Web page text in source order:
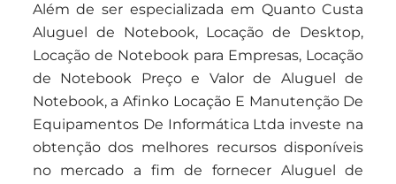
Além de ser especializada em Quanto Custa
Aluguel de Notebook, Locação de Desktop,
Locação de Notebook para Empresas, Locação
de Notebook Preço e Valor de Aluguel de
Notebook, a Afinko Locação E Manutenção De
Equipamentos De Informática Ltda investe na
obtenção dos melhores recursos disponíveis
no mercado a fim de fornecer Aluguel de